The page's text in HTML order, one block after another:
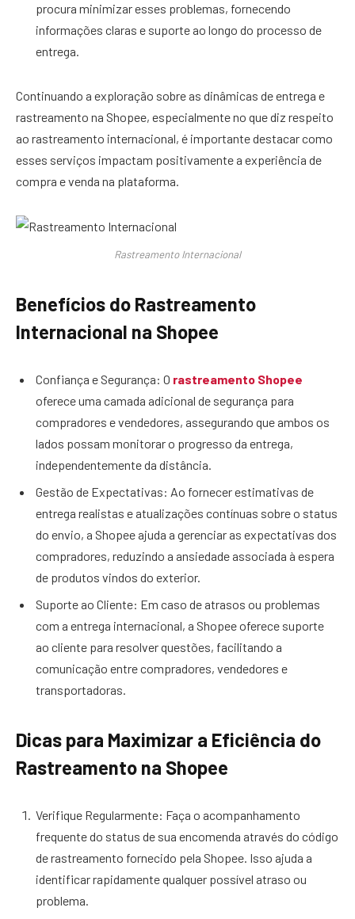
procura minimizar esses problemas, fornecendo
informações claras e suporte ao longo do processo de
entrega.
Continuando a exploração sobre as dinâmicas de entrega e
rastreamento na Shopee, especialmente no que diz respeito
ao rastreamento internacional, é importante destacar como
esses serviços impactam positivamente a experiência de
compra e venda na plataforma.
Rastreamento Internacional
Benefícios do Rastreamento
Internacional na Shopee
Confiança e Segurança: O rastreamento Shopee
oferece uma camada adicional de segurança para
compradores e vendedores, assegurando que ambos os
lados possam monitorar o progresso da entrega,
independentemente da distância.
Gestão de Expectativas: Ao fornecer estimativas de
entrega realistas e atualizações contínuas sobre o status
do envio, a Shopee ajuda a gerenciar as expectativas dos
compradores, reduzindo a ansiedade associada à espera
de produtos vindos do exterior.
Suporte ao Cliente: Em caso de atrasos ou problemas
com a entrega internacional, a Shopee oferece suporte
ao cliente para resolver questões, facilitando a
comunicação entre compradores, vendedores e
transportadoras.
Dicas para Maximizar a Eficiência do
Rastreamento na Shopee
Verifique Regularmente: Faça o acompanhamento
frequente do status de sua encomenda através do código
de rastreamento fornecido pela Shopee. Isso ajuda a
identificar rapidamente qualquer possível atraso ou
problema.